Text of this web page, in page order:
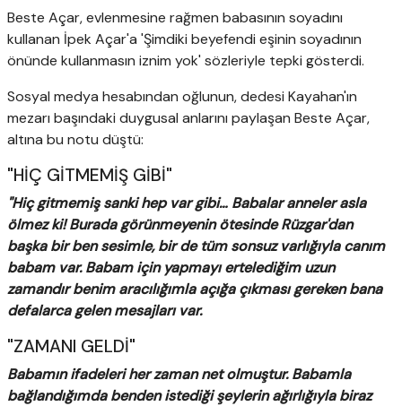
Beste Açar, evlenmesine rağmen babasının soyadını
kullanan İpek Açar'a 'Şimdiki beyefendi eşinin soyadının
önünde kullanmasın iznim yok' sözleriyle tepki gösterdi.
Sosyal medya hesabından oğlunun, dedesi Kayahan'ın
mezarı başındaki duygusal anlarını paylaşan Beste Açar,
altına bu notu düştü:
"HİÇ GİTMEMİŞ GİBİ"
"Hiç gitmemiş sanki hep var gibi… Babalar anneler asla
ölmez ki! Burada görünmeyenin ötesinde Rüzgar'dan
başka bir ben sesimle, bir de tüm sonsuz varlığıyla canım
babam var. Babam için yapmayı ertelediğim uzun
zamandır benim aracılığımla açığa çıkması gereken bana
defalarca gelen mesajları var.
"ZAMANI GELDİ"
Babamın ifadeleri her zaman net olmuştur. Babamla
bağlandığımda benden istediği şeylerin ağırlığıyla biraz